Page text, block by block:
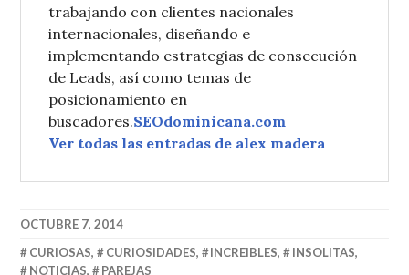
trabajando con clientes nacionales
internacionales, diseñando e
implementando estrategias de consecución
de Leads, así como temas de
posicionamiento en
buscadores.SEOdominicana.com
Ver todas las entradas de alex madera
OCTUBRE 7, 2014
CURIOSAS, CURIOSIDADES, INCREIBLES, INSOLITAS,
NOTICIAS, PAREJAS